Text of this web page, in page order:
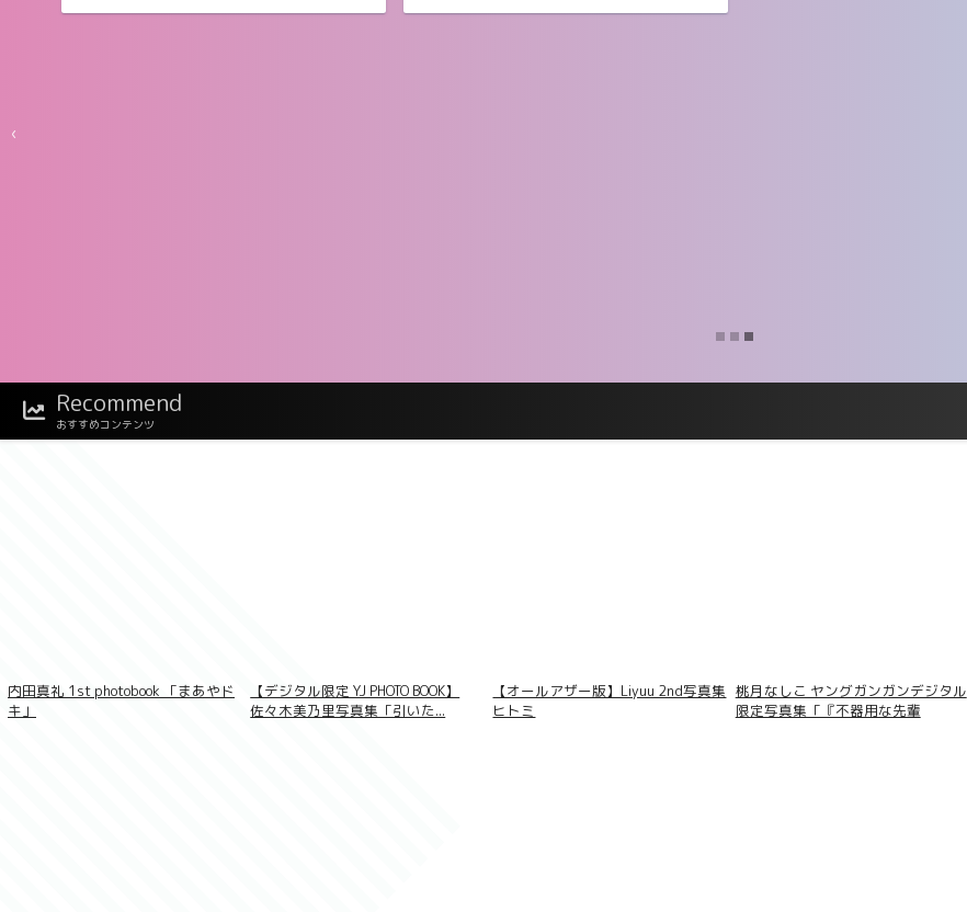
‹
Recommend
おすすめコンテンツ
内田真礼 1st photobook 「まあやド
キ」
【デジタル限定 YJ PHOTO BOOK】
佐々木美乃里写真集「引いた...
【オールアザー版】Liyuu 2nd写真集
ヒトミ
桃月なしこ ヤングガンガンデジタル
限定写真集「『不器用な先輩